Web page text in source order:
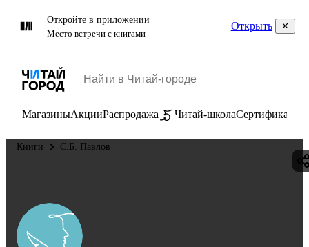
Откройте в приложении
Место встречи с книгами
Открыть
МагазиныАкцииРаспродажа Читай-школаСертификаты
Книги С.Б. Павлов